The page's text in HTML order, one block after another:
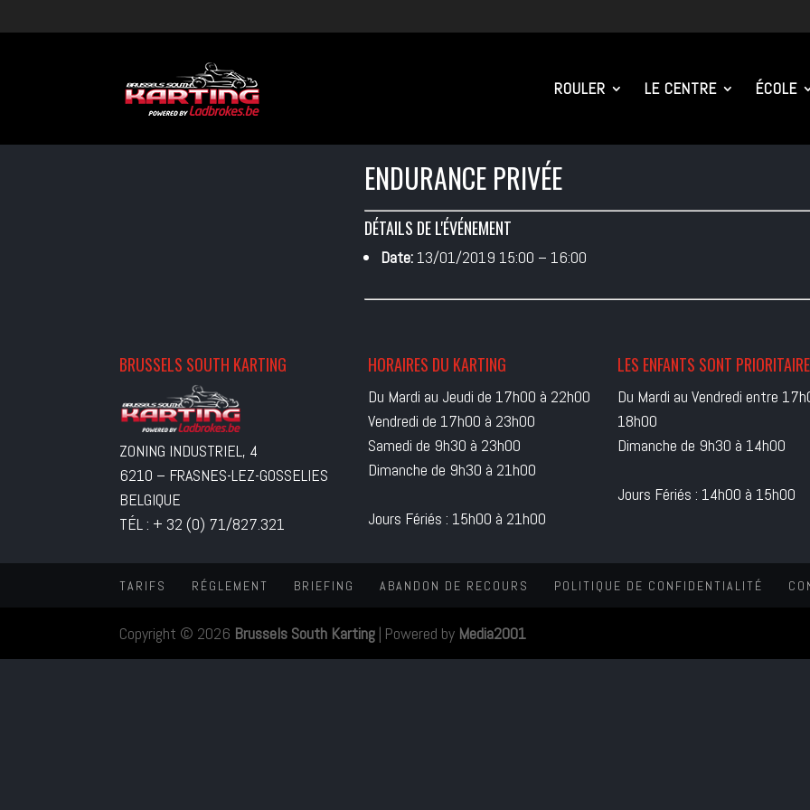
ROULER LE CENTRE ÉCOLE
ENDURANCE PRIVÉE
DÉTAILS DE L'ÉVÉNEMENT
Date: 13/01/2019 15:00 – 16:00
BRUSSELS SOUTH KARTING
ZONING INDUSTRIEL, 4
6210 – FRASNES-LEZ-GOSSELIES
BELGIQUE
TÉL : + 32 (0) 71/827.321
HORAIRES DU KARTING
Du Mardi au Jeudi de 17h00 à 22h00
Vendredi de 17h00 à 23h00
Samedi de 9h30 à 23h00
Dimanche de 9h30 à 21h00
Jours Fériés : 15h00 à 21h00
LES ENFANTS SONT
Du Mardi au Vendredi entre
18h00
Dimanche de 9h30 à 14h00
Jours Fériés : 14h00 à 15h00
TARIFS RÉGLEMENT BRIEFING ABANDON DE RECOURS POLITIQUE DE CONFIDENTIALITÉ
Copyright © 2026 Brussels South Karting | Powered by Media2001